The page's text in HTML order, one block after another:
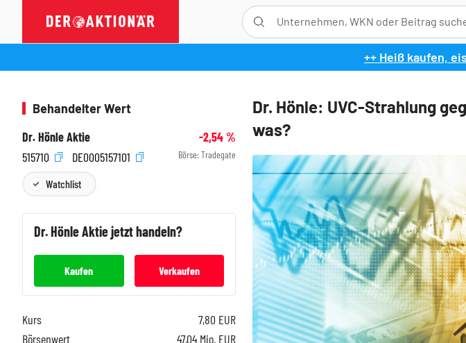
++ Heiß kaufen,
Dr. Hönle: UVC-Strahlung
was?
Behandelter Wert
Dr. Hönle Aktie
-2,54%
515710
DE0005157101 Börse: Tradegate
Watchlist
Dr. HönleAktie jetzt handeln?
Kaufen Verkaufen
Kurs 7,80 EUR
Börsenwert
47,04 Mio. EUR